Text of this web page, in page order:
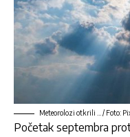
Meteorolozi otkrili …/ Foto:
Početak septembra